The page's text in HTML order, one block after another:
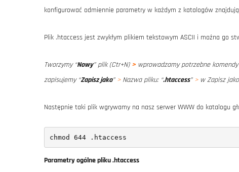
konfigurować odmiennie parametry w każdym z katalogów
Plik .htaccess jest zwykłym plikiem tekstowym ASCII i można go
Tworzymy “Nowy” plik (Ctr+N) > wprowadzamy potrzebne
zapisujemy “Zapisz jako” >Nazwa pliku: “.htaccess” >w Zapisz
Następnie taki plik wgrywamy na nasz serwer WWW do katalogu
chmod 644 .htaccess
Parametry ogólne pliku .htaccess